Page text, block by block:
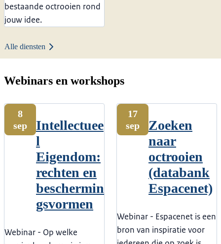
bestaande octrooien rond
jouw idee.
Alle diensten
Webinars en workshops
8
sep
Intellectuee
l
Eigendom:
rechten en
beschermin
gsvormen
Webinar - Op welke
17
sep
Zoeken
naar
octrooien
(databank
Espacenet)
Webinar - Espacenet is een
bron van inspiratie voor